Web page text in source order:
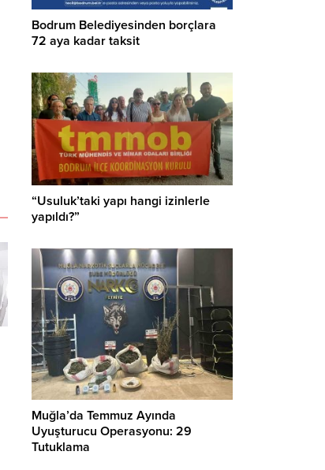
Bodrum Belediyesinden borçlara
72 aya kadar taksit
“Usuluk’taki yapı hangi izinlerle
yapıldı?”
Muğla’da Temmuz Ayında
Uyuşturucu Operasyonu: 29
Tutuklama